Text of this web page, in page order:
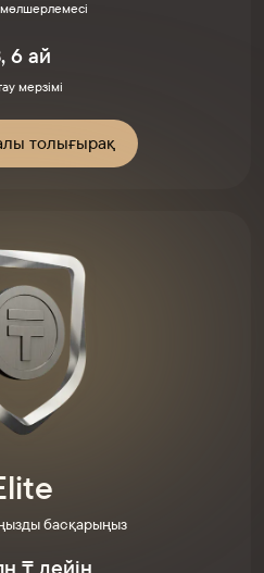
6 ай
мерзімі
толығырақ
басқарыңыз